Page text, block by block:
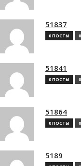
51837
0 ПОСТЫ
51841
0 ПОСТЫ
51864
0 ПОСТЫ
5189